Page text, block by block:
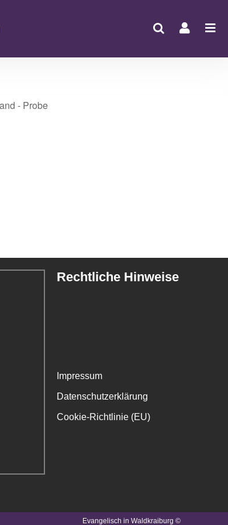
Rechtliche Hinweise
Impressum
Datenschutzerklärung
Cookie-Richtlinie (EU)
Evangelisch in Waldkraiburg ©